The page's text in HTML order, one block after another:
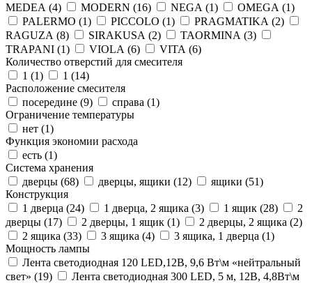
MEDEA (4) MODERN (16) NEGA (1) OMEGA (1)
PALERMO (1) PICCOLO (1) PRAGMATIKA (2)
RAGUZA (8) SIRAKUSA (2) TAORMINA (3)
TRAPANI (1) VIOLA (6) VITA (6)
Количество отверстий для смесителя
1 (1) 1 (14)
Расположение смесителя
посередине (9) справа (1)
Ограничение температуры
нет (1)
Функция экономии расхода
есть (1)
Система хранения
дверцы (68) дверцы, ящики (12) ящики (51)
Конструкция
1 дверца (24) 1 дверца, 2 ящика (3) 1 ящик (28)
2
дверцы (17) 2 дверцы, 1 ящик (1) 2 дверцы, 2 ящика (2)
2 ящика (33) 3 ящика (4) 3 ящика, 1 дверца (1)
Мощность лампы
Лента светодиодная 120 LED,12В, 9,6 Вт\м «нейтральный
свет» (19)
Лента светодиодная 300 LED, 5 м, 12В, 4,8Вт\м